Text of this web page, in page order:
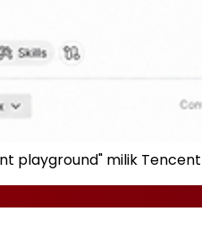
playground" milik